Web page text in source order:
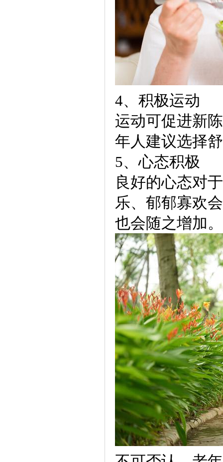
4、积极运动
运动可促进新
年人建议选择
5、心态积极
良好的心态对
乐、郁郁寡欢
也会随之增加。